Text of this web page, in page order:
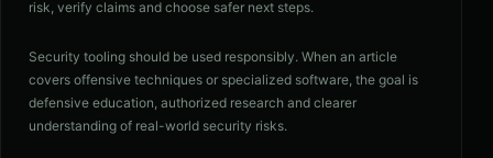
risk, verify claims and choose safer next steps.
Security tooling should be used responsibly. When an article
covers offensive techniques or specialized software, the goal is
defensive education, authorized research and clearer
understanding of real-world security risks.